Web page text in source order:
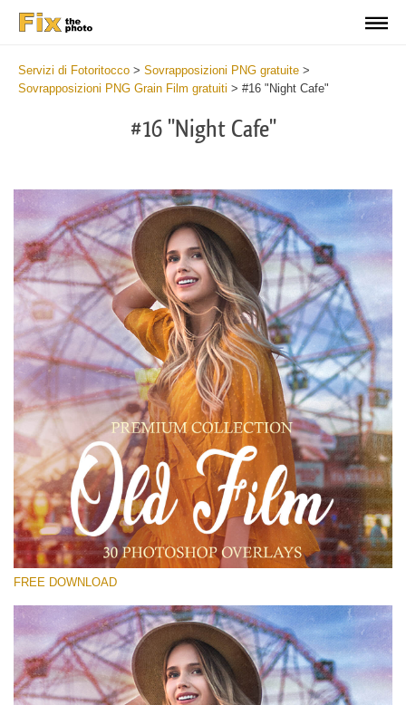
Servizi di Fotoritocco > Sovrapposizioni PNG gratuite >
Sovrapposizioni PNG Grain Film gratuiti > #16 "Night Cafe"
#16 "Night Cafe"
Si prega di Selezionare
Free PNG Overlay #16
Small 800*533px
Old Film
(30 Overlays)
4 Seasons (411 Overlays)
Large 6000*4000px
Entire Collection
FREE DOWNLOAD